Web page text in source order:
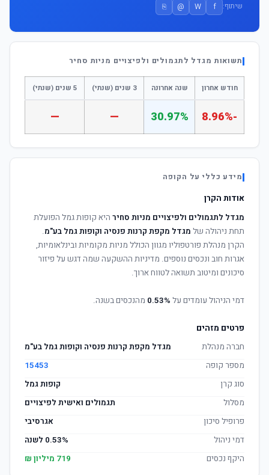
שיתוף: f
W
@
⎘
תשואות מגדל לתגמולים ולפיצויים מניות סחיר
חודש אחרון שנה אחרונה 3 שנים (שנתי) 5 שנים (שנתי)
-8.96%
30.97%
—
—
מידע כללי על הקופה
אודות הקרן
מגדל לתגמולים ולפיצויים מניות סחיר היא קופות גמל הפועלת
תחת ניהולה של מגדל מקפת קרנות פנסיה וקופות גמל בע"מ.
הקרן מנהלת פורטפוליו מגוון הכולל מניות מקומיות ובינלאומיות,
אגרות חוב ונכסים נוספים. מדיניות ההשקעה שמה דגש על פיזור
סיכונים ומיטוב תשואה לטווח ארוך.
דמי הניהול עומדים על 0.53% מהנכסים בשנה.
פרטים מזהים
חברה מנהלת
מגדל מקפת קרנות פנסיה וקופות גמל בע"מ
מספר קופה
15453
סוג קרן
קופות גמל
מסלול
תגמולים ואישית לפיצויים
פרופיל סיכון
אגרסיבי
דמי ניהול
0.53% לשנה
היקף נכסים
719 מיליון ₪